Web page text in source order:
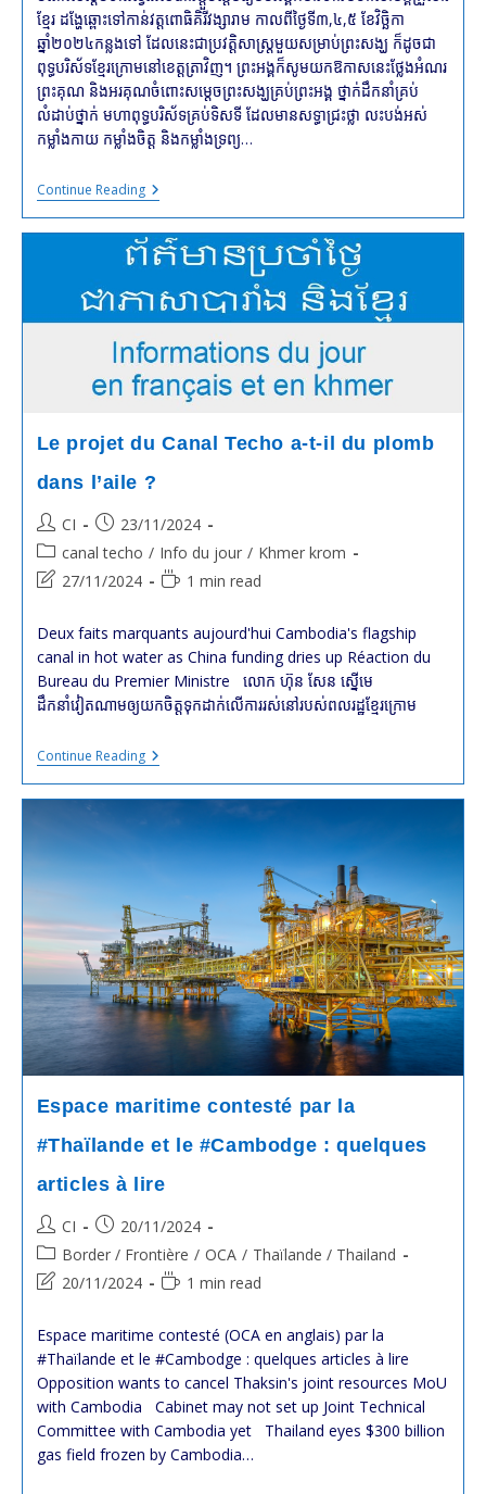
ខ្មែរ ដង្ហែឆ្ពោះទៅកាន់វត្តពោធិគិរីវង្សារាម កាលពីថ្ងៃទី៣,៤,៥ ខែវិច្ឆិកា
ឆ្នាំ២០២៤កន្លងទៅ ដែលនេះជាប្រវត្តិសាស្រ្តមួយសម្រាប់ព្រះសង្ឃ ក៏ដូចជា
ពុទ្ធបរិស័ទខ្មែរក្រោមនៅខេត្តត្រាវិញ។ ព្រះអង្គក៏សូមយកឱកាសនេះថ្លែងអំណរ
ព្រះគុណ និងអរគុណចំពោះសម្ដេចព្រះសង្ឃគ្រប់ព្រះអង្គ ថ្នាក់ដឹកនាំគ្រប់
លំដាប់ថ្នាក់ មហាពុទ្ធបរិស័ទគ្រប់ទិសទី ដែលមានសទ្ធាជ្រះថ្លា លះបង់អស់
កម្លាំងកាយ កម្លាំងចិត្ត និងកម្លាំងទ្រព្យ…
Continue Readingគណៈប្រតិភូ
ព្រះមន្រ្តី
សង្ឃ
ខ្មែរ
ក្រោម
ត្រា
វិញ
នៃ
សាធារណរដ្ឋ
សង្គម
និយមវៀតណាម
បាន
សំណេះសំណាល
ជា
ស
អគ្គ
មហា
សេនាបតីតេជោ
ហ៊ុន
សែន
ម្តេច
កិត្តិព្រឹទ្ធបណ្ឌិត
ប៊ុន
រ៉ានី
ហ៊ុនសែន
Le projet du Canal Techo a-t-il du plomb
dans l’aile ?
Post
author:
CI
Post
published:
23/11/2024
Post
category:
canal techo / Info du jour / Khmer krom
Post
modified:
27/11/2024
Reading1 min read
Deux faits marquants aujourd'hui Cambodia's flagship
canal in hot water as China funding dries up Réaction du
Bureau du Premier Ministre លោក ហ៊ុន សែន ស្នើមេ
ដឹកនាំវៀតណាមឲ្យយកចិត្តទុកដាក់លើការរស់នៅរបស់ពលរដ្ឋខ្មែរក្រោម
Continue ReadingLe
Projet
Du
T-
Plomb
Dans
L’aile
?
Espace maritime contesté par la
#Thaïlande et le #Cambodge : quelques
articles à lire
Post
author:
CI
Post
published:
20/11/2024
Post
category:
Border / Frontière / OCA / Thaïlande / Thailand
Post
modified:
20/11/2024
Reading1 min read
Espace maritime contesté (OCA en anglais) par la
#Thaïlande et le #Cambodge : quelques articles à lire
Opposition wants to cancel Thaksin's joint resources MoU
with Cambodia Cabinet may not set up Joint Technical
Committee with Cambodia yet Thailand eyes $300 billion
gas field frozen by Cambodia…